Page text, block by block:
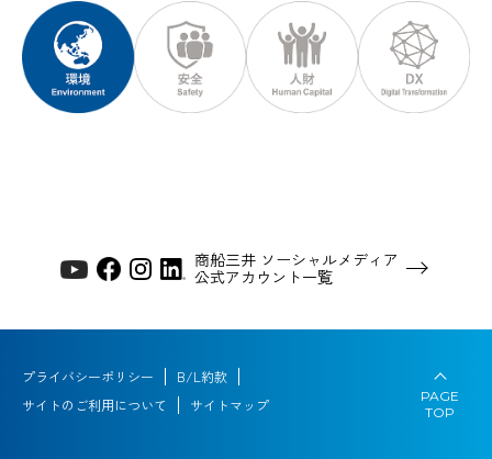
商船三井 ソーシャルメディア
公式アカウント一覧
プライバシーポリシー
B/L約款
サイトのご利用について
サイトマップ
PAGE
TOP